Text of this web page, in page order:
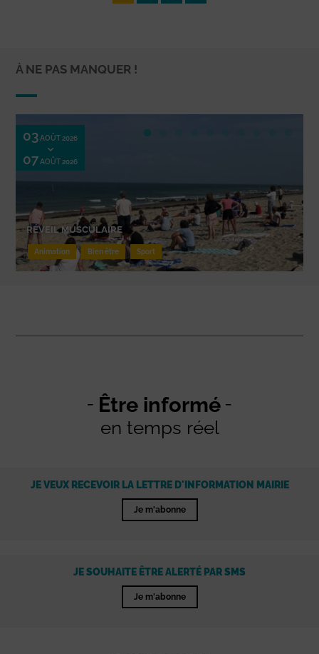
À NE PAS MANQUER !
03 AOÛT 2026
07 AOÛT 2026
RÉVEIL MUSCULAIRE
Animation Bien être Sport
Être informé
en temps réel
JE VEUX RECEVOIR LA LETTRE D'INFORMATION MAIRIE
Je m'abonne
JE SOUHAITE ÊTRE ALERTÉ PAR SMS
Je m'abonne